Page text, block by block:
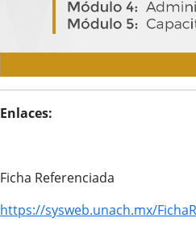
Enlaces:
Ficha Referenciada
https://sysweb.unach.mx/